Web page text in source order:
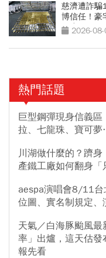
慈濟遭詐騙
博信任！豪
回應了
2026-
熱門話題
巨型鋼彈現身信義
拉、七龍珠、寶可
川湖做什麼的？躋
產鐵工廠如何翻身「
aespa演唱會8/11台
位圖、實名制規定
天氣／白海豚颱風
率」出爐，這天估
報先看